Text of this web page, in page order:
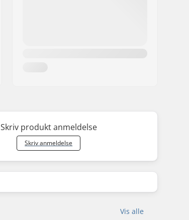
Skriv produkt anmeldelse
Skriv anmeldelse
Vis alle